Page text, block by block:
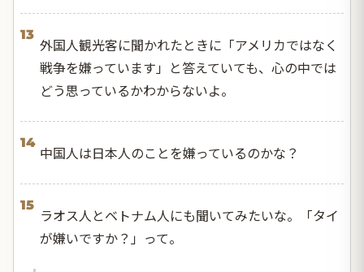
13
外国人観光客に聞かれたときに「アメリカではなく
戦争を嫌っています」と答えていても、心の中では
どう思っているかわからないよ。
14
中国人は日本人のことを嫌っているのかな？
15
ラオス人とベトナム人にも聞いてみたいな。「タイ
が嫌いですか？」って。